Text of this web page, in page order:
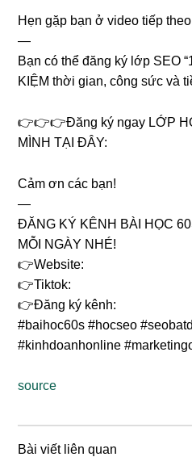
Hẹn gặp bạn ở video tiếp
—
Bạn có thể đăng ký lớp SEO
KIỆM thời gian, công sức và
👉👉👉Đăng ký ngay LỚP
MÌNH TẠI ĐÂY:
Cảm ơn các bạn!
—
ĐĂNG KÝ KÊNH BÀI HỌC
MỖI NGÀY NHÉ!
👉Website:
👉Tiktok:
👉Đăng ký kênh:
#baihoc60s #hocseo
#kinhdoanhonline
source
Bài viết liên quan